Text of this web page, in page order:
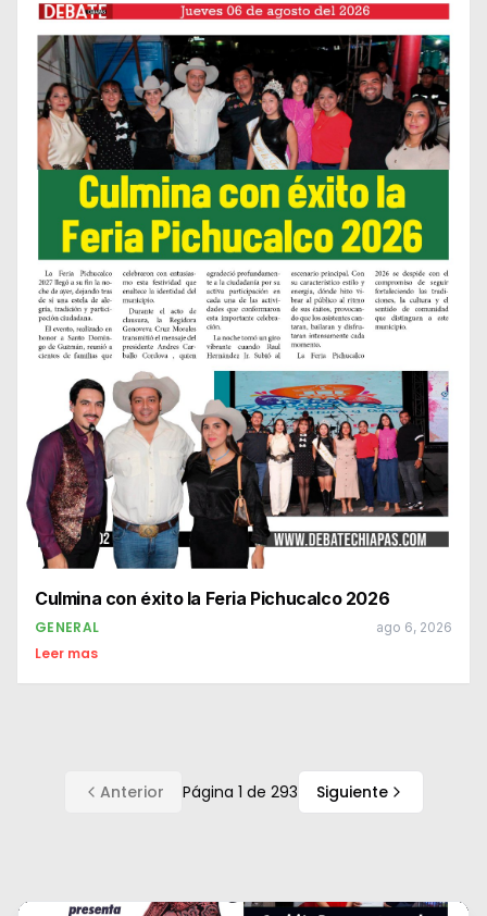
Culmina con éxito la Feria Pichucalco 2026
GENERAL ago 6, 2026
Leer mas
Anterior Página 1 de 293 Siguiente